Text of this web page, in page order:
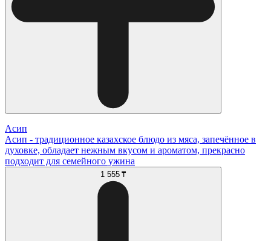
Асип
Асип - традиционное казахское блюдо из мяса, запечённое в
духовке, обладает нежным вкусом и ароматом, прекрасно
подходит для семейного ужина
1 555 ₸